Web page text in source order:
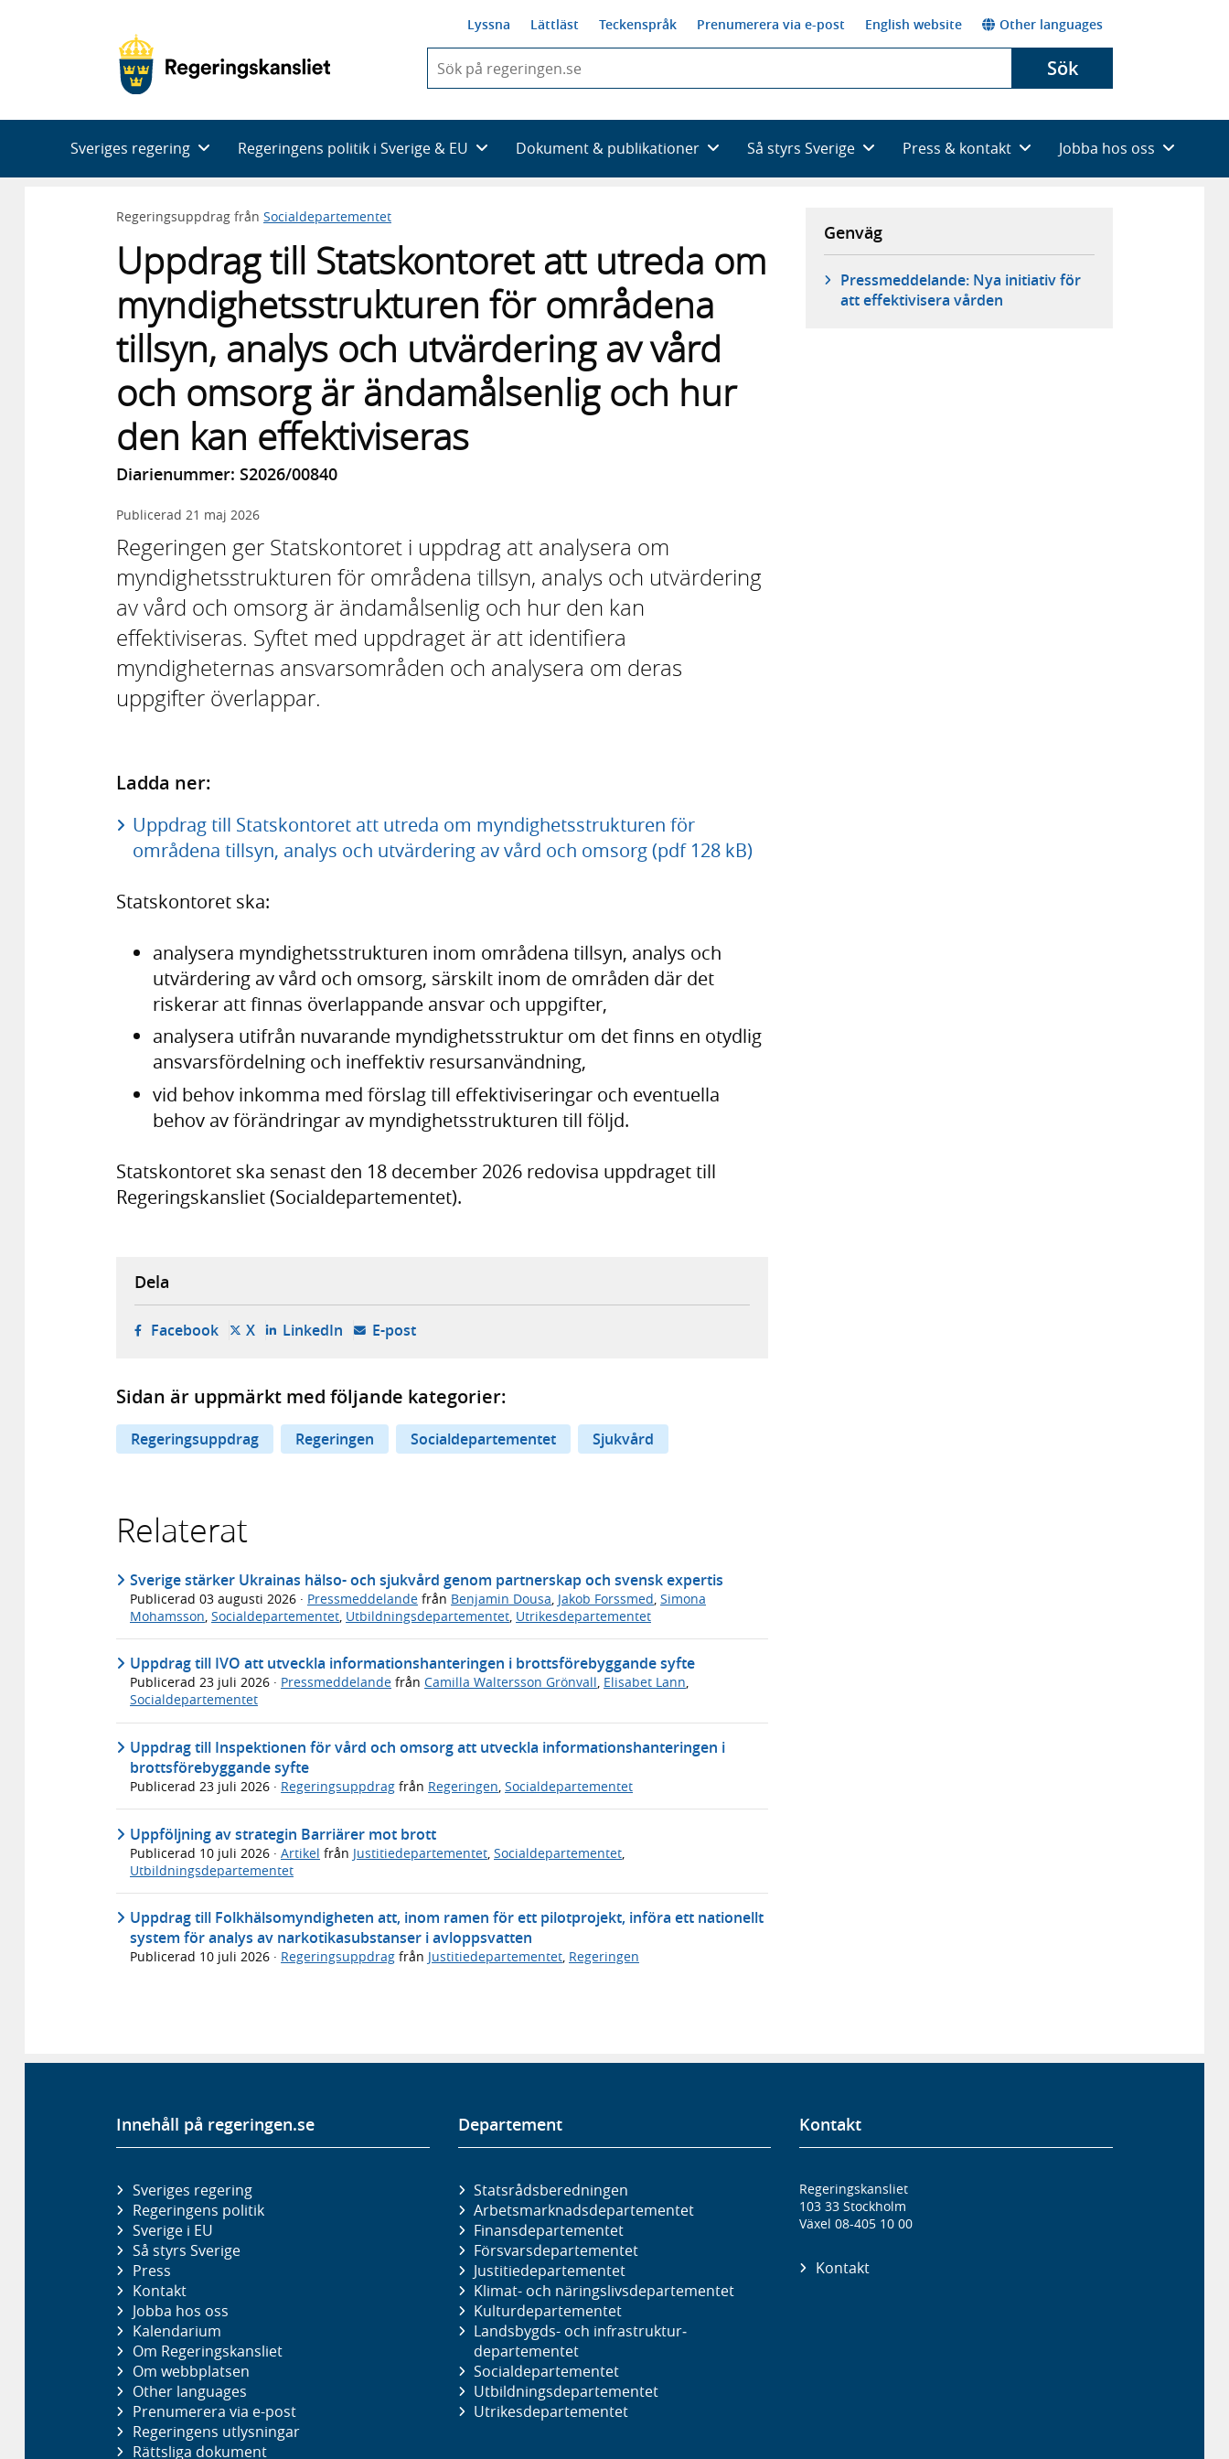
Lyssna Lättläst Teckenspråk Prenumerera via e-post English website Other languages
du
skriva
framträder
en
Sök
Sveriges regering Regeringens politik i Sverige & EU Dokument & publikationer Så styrs Sverige Press & kontakt Jobba hos oss
Regeringsuppdrag från Socialdepartementet
Uppdrag till Statskontoret att utreda om
myndighetsstrukturen för områdena
tillsyn, analys och utvärdering av vård
och omsorg är ändamålsenlig och hur
den kan effektiviseras
Diarienummer: S2026/00840
Publicerad 21 maj 2026
Regeringen ger Statskontoret i uppdrag att analysera om
myndighetsstrukturen för områdena tillsyn, analys och utvärdering
av vård och omsorg är ändamålsenlig och hur den kan
effektiviseras. Syftet med uppdraget är att identifiera
myndigheternas ansvarsområden och analysera om deras
uppgifter överlappar.
Ladda ner:
Uppdrag till Statskontoret att utreda om myndighetsstrukturen för
områdena tillsyn, analys och utvärdering av vård och omsorg (pdf 128 kB)
Statskontoret ska:
analysera myndighetsstrukturen inom områdena tillsyn, analys och
utvärdering av vård och omsorg, särskilt inom de områden där det
riskerar att finnas överlappande ansvar och uppgifter,
analysera utifrån nuvarande myndighetsstruktur om det finns en otydlig
ansvarsfördelning och ineffektiv resursanvändning,
vid behov inkomma med förslag till effektiviseringar och eventuella
behov av förändringar av myndighetsstrukturen till följd.
Statskontoret ska senast den 18 december 2026 redovisa uppdraget till
Regeringskansliet (Socialdepartementet).
Genväg
Pressmeddelande: Nya initiativ för
att effektivisera vården
Dela
Facebook- öppnas i ny flik, extern webbplats,
X- öppnas i ny flik, extern webbplats,
LinkedIn- öppnas i ny flik, extern webbplats,
E-post- öppnar din e-postklient,
Sidan är uppmärkt med följande kategorier:
Regeringsuppdrag Regeringen Socialdepartementet Sjukvård
Relaterat
Sverige stärker Ukrainas hälso- och sjukvård genom partnerskap och svensk expertis
Publicerad 03 augusti 2026 · Pressmeddelande från Benjamin Dousa Jakob Forssmed Simona
Mohamsson Socialdepartementet Utbildningsdepartementet Utrikesdepartementet
Uppdrag till IVO att utveckla informationshanteringen i brottsförebyggande syfte
Publicerad 23 juli 2026 · Pressmeddelande från Camilla Waltersson Grönvall, Elisabet Lann,
Socialdepartementet
Uppdrag till Inspektionen för vård och omsorg att utveckla informationshanteringen i
brottsförebyggande syfte
Publicerad 23 juli 2026 · Regeringsuppdrag från Regeringen, Socialdepartementet
Uppföljning av strategin Barriärer mot brott
Publicerad 10 juli 2026 · Artikel från Justitiedepartementet Socialdepartementet
Utbildningsdepartementet
Uppdrag till Folkhälsomyndigheten att, inom ramen för ett pilotprojekt, införa ett nationellt
system för analys av narkotikasubstanser i avloppsvatten
Publicerad 10 juli 2026 · Regeringsuppdrag från Justitiedepartementet, Regeringen
Innehåll på regeringen.se
Sveriges regering
Regeringens politik
Sverige i EU
Så styrs Sverige
Press
Kontakt
Jobba hos oss
Kalendarium
Om Regeringskansliet
Om webbplatsen
Other languages
Prenumerera via e-post
Regeringens utlysningar
Rättsliga dokument
Departement
Statsrådsberedningen
Arbetsmarknads­departementet
Finans­departementet
Försvars­departementet
Justitie­departementet
Klimat- och näringslivs­departementet
Kultur­departementet
Landsbygds- och infrastruktur­
departementet
Social­departementet
Utbildnings­departementet
Utrikes­departementet
Kontakt
Regeringskansliet
103 33 Stockholm
Växel 08-405 10 00
Kontakt